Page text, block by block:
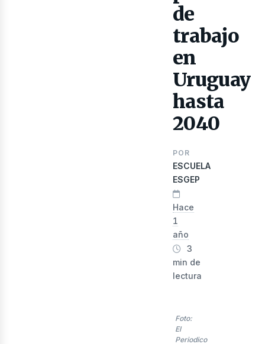
de
trabajo
en
Uruguay
hasta
2040
POR
ESCUELA
ESGEP
Hace
1
año
3
min de
lectura
Foto:
El
Periodico